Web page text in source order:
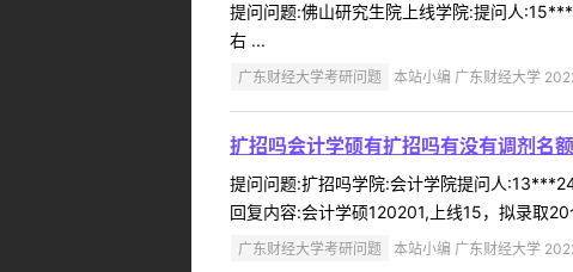
提问问题:佛山研究生院上线学院:提问人
右 ...
广东财经大学考研问题 本站小编 广东财经大学
扩招吗会计学硕有扩招吗有没有调剂名
提问问题:扩招吗学院:会计学院提问人
回复内容:会计学硕120201,上线15，拟录取
广东财经大学考研问题 本站小编 广东财经大学